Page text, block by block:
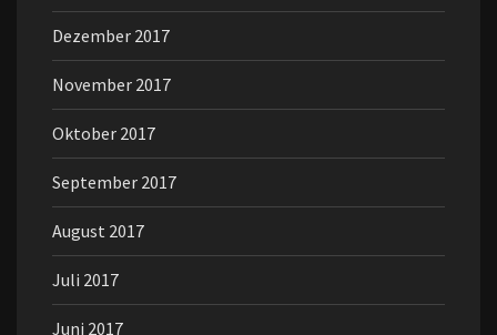
Dezember 2017
November 2017
Oktober 2017
September 2017
August 2017
Juli 2017
Juni 2017